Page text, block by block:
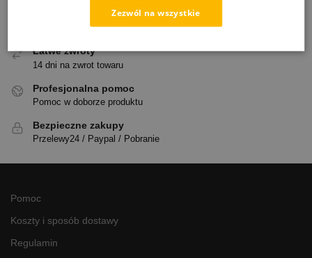
Darmowa dostawa
Od 250 zł paczkomatem
Łatwe zwroty
14 dni na zwrot towaru
Profesjonalna pomoc
Pomoc w doborze produktu
Bezpieczne zakupy
Przelewy24 / Paypal / Pobranie
Pomoc
Koszty i sposób dostawy
Regulamin
Zezwól na wszystkie